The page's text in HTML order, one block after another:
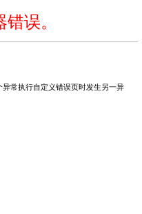
误。
常执行自定义错误页时发生另一异